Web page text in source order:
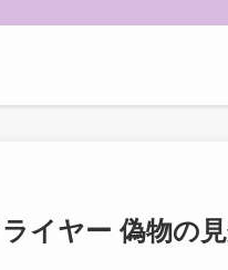
イヤー 偽物の